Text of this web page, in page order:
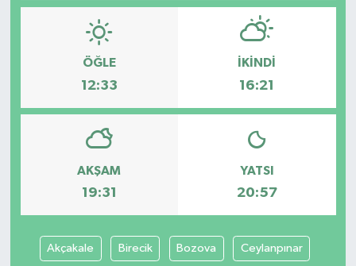
ÖĞLE
12:33
İKINDI
16:21
AKŞAM
19:31
YATSI
20:57
Akçakale Birecik Bozova Ceylanpınar